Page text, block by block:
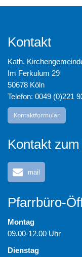
Kontakt
Kath.
Im Ferkulum 29
50678 Köln
Telefon: 0049 (0)221
Kontaktformular
Kontakt
mail
Pfarrbüro-
Montag
09.00-12.00 Uhr
Dienstag